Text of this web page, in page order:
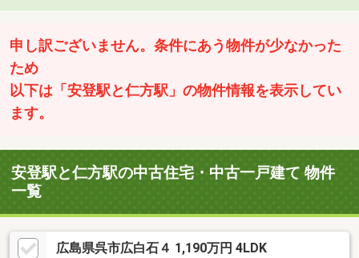
申し訳ございません。条件にあう物件が少なかった
ため
以下は「安登駅と仁方駅」の物件情報を表示してい
ます。
安登駅と仁方駅の中古住宅・中古一戸建て 物件
一覧
広島県呉市広白石４ 1,190万円 4LDK